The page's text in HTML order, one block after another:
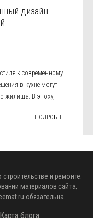
дизайн
к современному
в кухне могут
жилища. В эпоху,
ПОДРОБНЕЕ
строительстве и ремонте.
материалов сайта,
обязательна.
Карта блога